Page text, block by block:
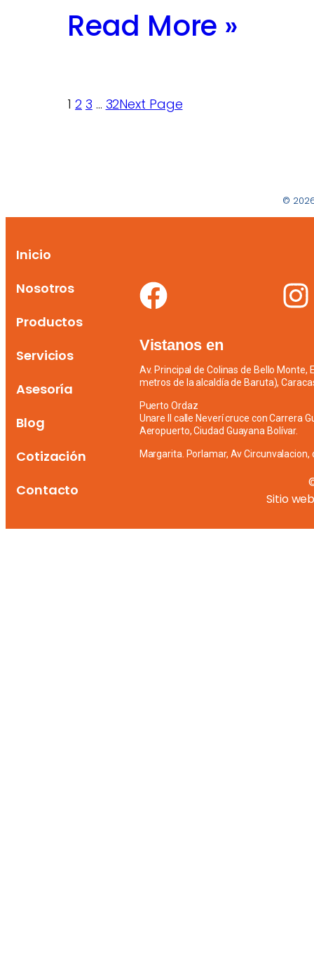
Read More »
1 2 3 … 32Next Page
©
Inicio
Nosotros
Productos
Servicios
Asesoría
Blog
Cotización
Contacto
Vistanos en
Av. Principal de Colinas de Bello Monte,
metros de la alcaldía de Baruta),
Puerto Ordaz
Unare II calle Neverí cruce con Carrera
Aeropuerto, Ciudad Guayana Bolívar.
Margarita. Porlamar, Av Circunvalacion,
Sitio